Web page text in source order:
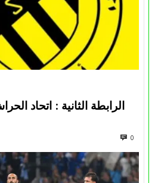
الرابطة الثانية : اتحاد
0